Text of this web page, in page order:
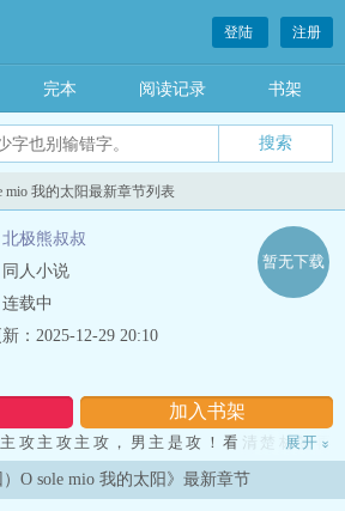
登陆 注册
完本 阅读记录 书架
mio 我的太阳最新章节列表
北极熊叔叔
人小说
载中
加入书架
暂无下载
：2025-12-29 20:10
攻主攻主攻，男主是攻！看清楚标签再
是q的全部禁言！！禁言！！老夫玻璃心，
评价都没有的！） 虎杖悠真（Itadori
展开 »
）O sole mio 我的太阳》最新章节